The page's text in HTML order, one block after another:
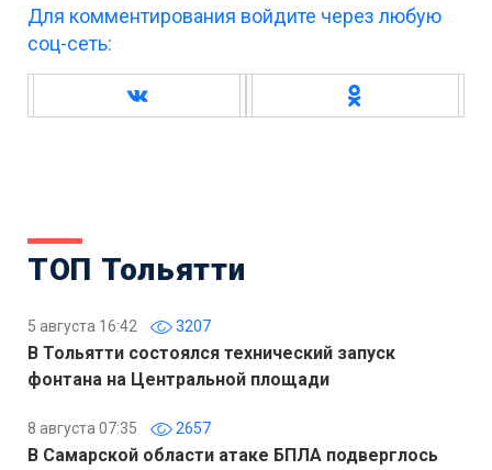
Для комментирования войдите через любую
соц-сеть:
ТОП Тольятти
5 августа 16:42 3207
В Тольятти состоялся технический запуск
фонтана на Центральной площади
8 августа 07:35 2657
В Самарской области атаке БПЛА подверглось